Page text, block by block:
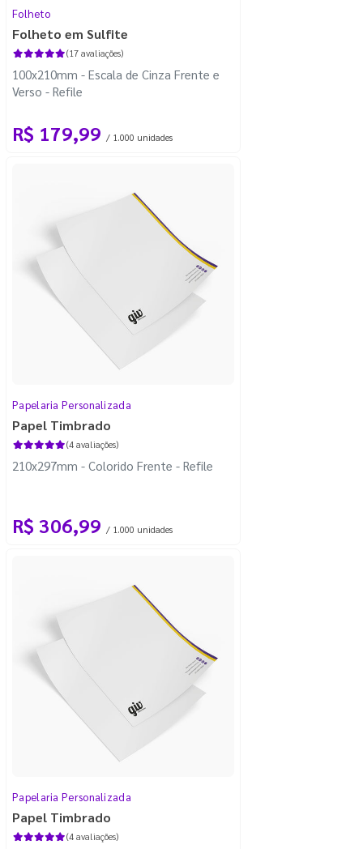
Folheto
Folheto em Sulfite
(17 avaliações)
100x210mm - Escala de Cinza Frente e
Verso - Refile
R$ 179,99 / 1.000 unidades
Papelaria Personalizada
Papel Timbrado
(4 avaliações)
210x297mm - Colorido Frente - Refile
R$ 306,99 / 1.000 unidades
Papelaria Personalizada
Papel Timbrado
(4 avaliações)